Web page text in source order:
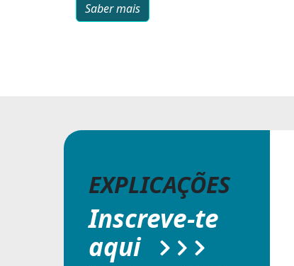
Saber mais
EXPLICAÇÕES
Inscreve-te
aqui